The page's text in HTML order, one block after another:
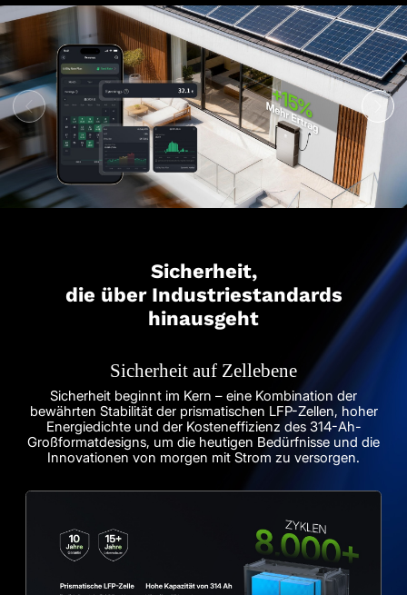
Sicherheit,
die über Industriestandards
hinausgeht
Sicherheit auf Zellebene
Sicherheit beginnt im Kern – eine Kombination der
bewährten Stabilität der prismatischen LFP-Zellen, hoher
Energiedichte und der Kosteneffizienz des 314-Ah-
Großformatdesigns, um die heutigen Bedürfnisse und die
Innovationen von morgen mit Strom zu versorgen.